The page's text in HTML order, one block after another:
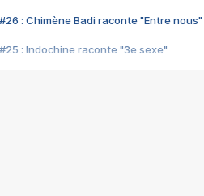
#26 : Chimène Badi raconte "Entre nous"
#25 : Indochine raconte "3e sexe"